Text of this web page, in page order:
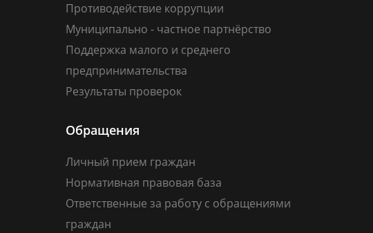
Противодействие коррупции
Муниципально - частное партнёрство
Поддержка малого и среднего
предпринимательства
Результаты проверок
Обращения
Личный прием граждан
Нормативная правовая база
Ответственные за работу с обращениями
граждан